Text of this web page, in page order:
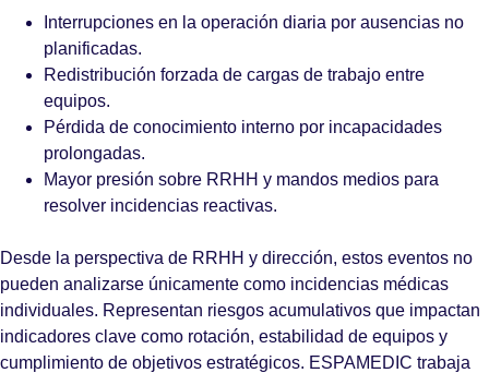
Interrupciones en la operación diaria por ausencias no
planificadas.
Redistribución forzada de cargas de trabajo entre
equipos.
Pérdida de conocimiento interno por incapacidades
prolongadas.
Mayor presión sobre RRHH y mandos medios para
resolver incidencias reactivas.
Desde la perspectiva de RRHH y dirección, estos eventos no
pueden analizarse únicamente como incidencias médicas
individuales. Representan riesgos acumulativos que impactan
indicadores clave como rotación, estabilidad de equipos y
cumplimiento de objetivos estratégicos. ESPAMEDIC trabaja